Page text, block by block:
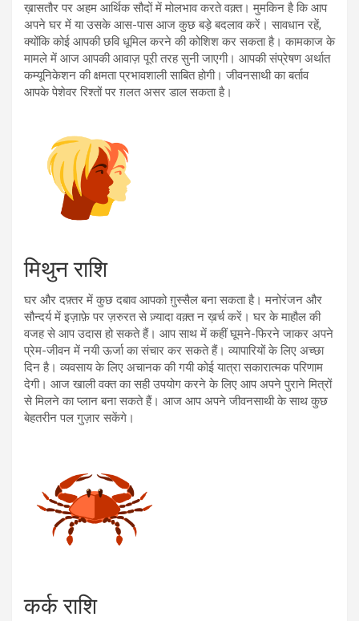
ख़ासतौर पर अहम आर्थिक सौदों में मोलभाव करते वक़्त। मुमकिन है कि आप
अपने घर में या उसके आस-पास आज कुछ बड़े बदलाव करें। सावधान रहें,
क्योंकि कोई आपकी छवि धूमिल करने की कोशिश कर सकता है। कामकाज के
मामले में आज आपकी आवाज़ पूरी तरह सुनी जाएगी। आपकी संप्रेषण अर्थात
कम्यूनिकेशन की क्षमता प्रभावशाली साबित होगी। जीवनसाथी का बर्ताव
आपके पेशेवर रिश्तों पर ग़लत असर डाल सकता है।
मिथुन राशि
घर और दफ़्तर में कुछ दबाव आपको ग़ुस्सैल बना सकता है। मनोरंजन और
सौन्दर्य में इज़ाफ़े पर ज़रुरत से ज़्यादा वक़्त न ख़र्च करें। घर के माहौल की
वजह से आप उदास हो सकते हैं। आप साथ में कहीं घूमने-फिरने जाकर अपने
प्रेम-जीवन में नयी ऊर्जा का संचार कर सकते हैं। व्यापारियों के लिए अच्छा
दिन है। व्यवसाय के लिए अचानक की गयी कोई यात्रा सकारात्मक परिणाम
देगी। आज खाली वक्त का सही उपयोग करने के लिए आप अपने पुराने मित्रों
से मिलने का प्लान बना सकते हैं। आज आप अपने जीवनसाथी के साथ कुछ
बेहतरीन पल गुज़ार सकेंगे।
कर्क राशि